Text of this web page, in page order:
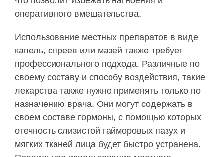
оперативного вмешательства.
Использование местных препаратов в виде
капель, спреев или мазей также требует
профессионального подхода. Различные по
своему составу и способу воздействия, такие
лекарства также нужно применять только по
назначению врача. Они могут содержать в
своем составе гормоны, с помощью которых
отечность слизистой гайморовых пазух и
мягких тканей лица будет быстро устранена.